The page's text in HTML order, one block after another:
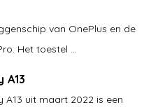
van OnePlus en de
Het toestel ...
A13
A13 uit maart 2022 is een